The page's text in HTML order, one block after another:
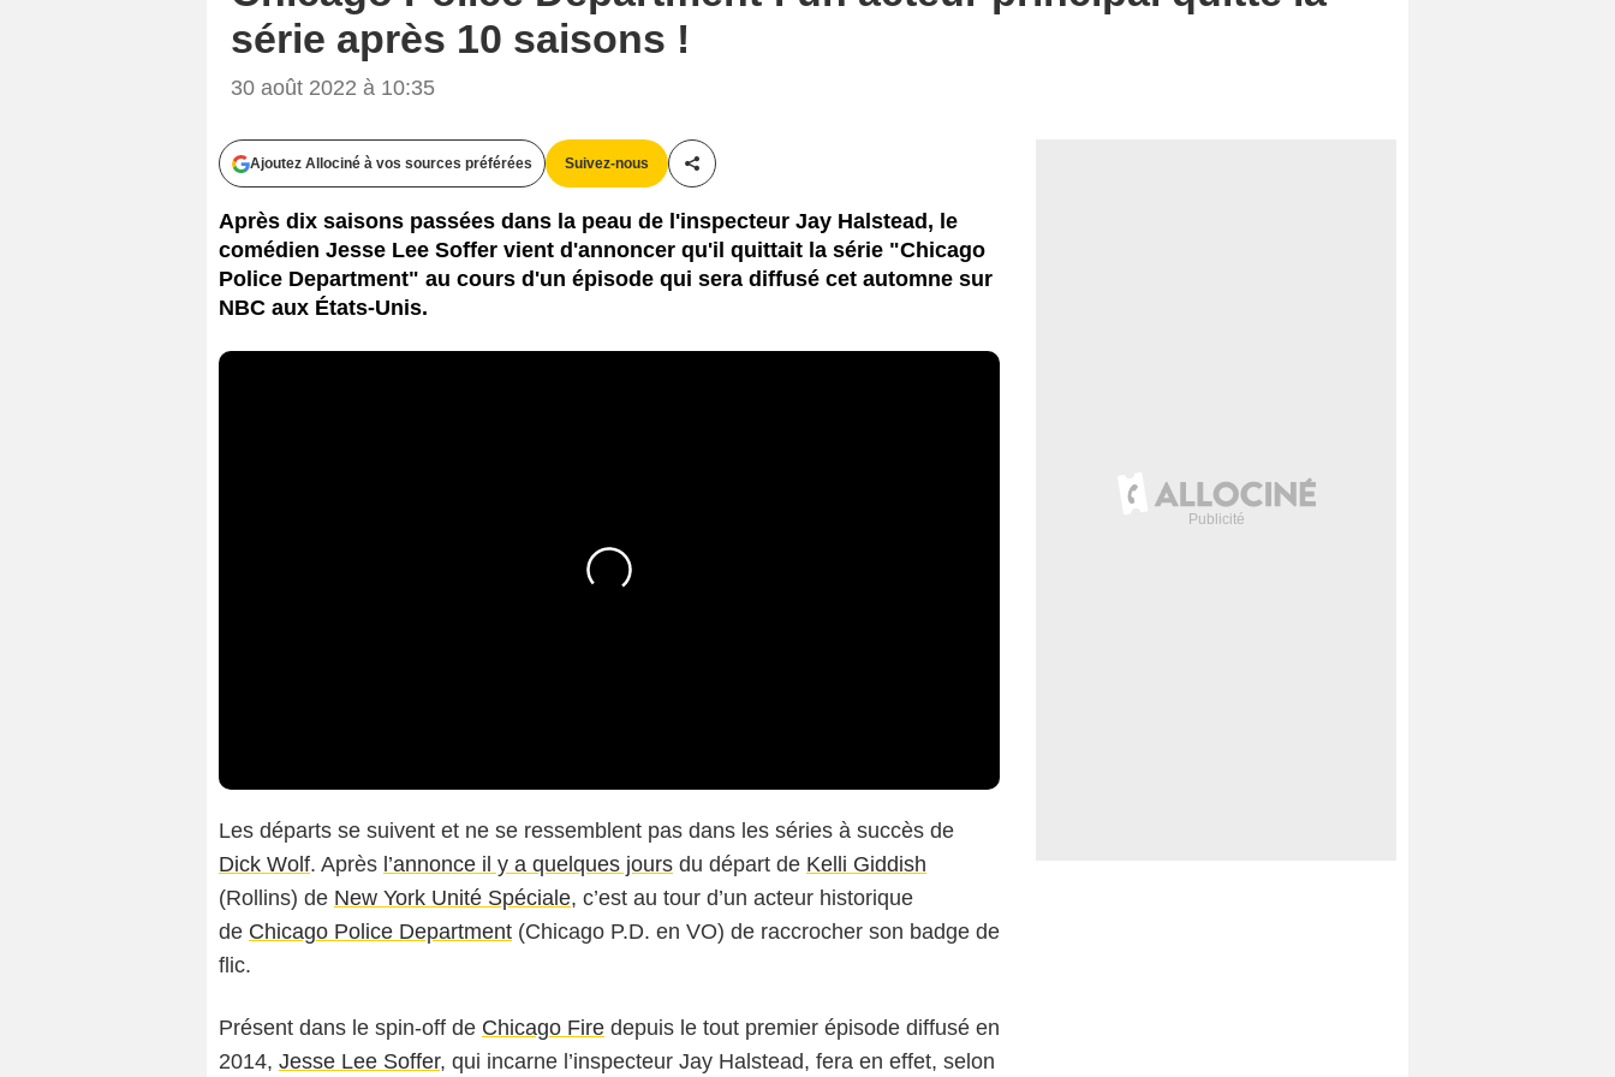
série après 10 saisons !
30 août 2022 à 10:35
Ajoutez Allociné à vos sources préférées Suivez-nous
Partager cet article
Après dix saisons passées dans la peau de l'inspecteur Jay Halstead, le
comédien Jesse Lee Soffer vient d'annoncer qu'il quittait la série "Chicago
Police Department" au cours d'un épisode qui sera diffusé cet automne sur
NBC aux États-Unis.
Les départs se suivent et ne se ressemblent pas dans les séries à succès de
Dick Wolf. Après l’annonce il y a quelques jours du départ de Kelli Giddish
(Rollins) de New York Unité Spéciale, c’est au tour d’un acteur historique
de Chicago Police Department (Chicago P.D. en VO) de raccrocher son badge de
flic.
Présent dans le spin-off de Chicago Fire depuis le tout premier épisode diffusé en
2014, Jesse Lee Soffer, qui incarne l’inspecteur Jay Halstead, fera en effet, selon